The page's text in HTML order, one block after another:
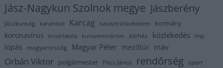
Jász-Nagykun Szolnok megye Jászberény
Jászkunság karambol Karcag katasztrófavédelem kormány
koronavírus kosárlabda kunszentmárton kórház közlekedés lmp
lopás magyarország Magyar Péter mezőtúr máv
Orbán Viktor polgármester Pócs János rendőrség sport